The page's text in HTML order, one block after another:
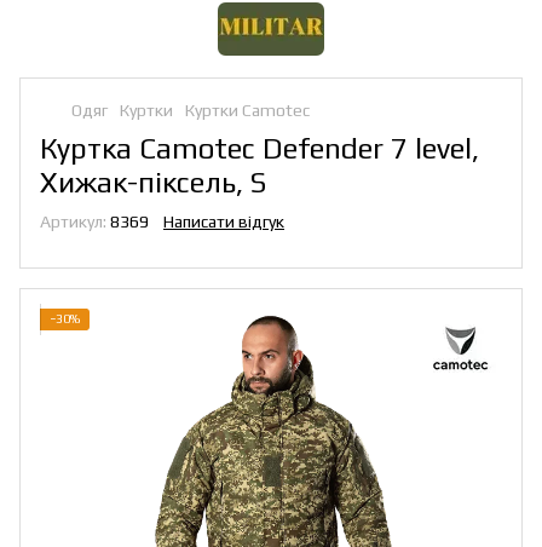
Одяг Куртки Куртки Camotec
Куртка Camotec Defender 7 level,
Хижак-піксель, S
Артикул: 8369 Написати відгук
−30%